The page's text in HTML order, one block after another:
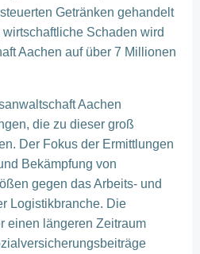
Getränken gehandelt
Schaden wird
Aachen auf über 7 Millionen
Aachen
die zu dieser groß
Der Fokus der Ermittlungen
Bekämpfung von
gegen das Arbeits- und
Logistikbranche. Die
einen längeren Zeitraum